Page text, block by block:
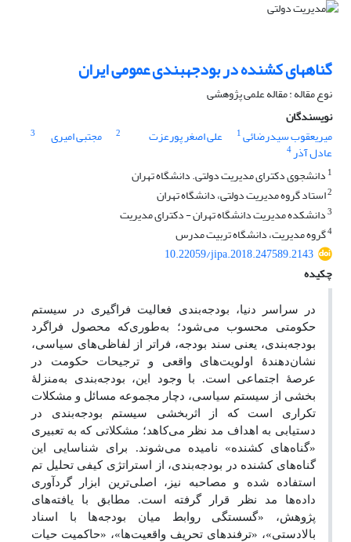
گناه‎های کشنده در بودجه‎بندی عمومی ایران
نوع مقاله : مقاله علمی پژوهشی
نویسندگان
میریعقوب سیدرضائی1 علی اصغر پورعزت 2 مجتبی امیری 3
عادل آذر4
1 دانشجوی دکترای مدیریت دولتی. دانشگاه تهران
2استاد گروه مدیریت دولتی، دانشگاه تهران
3دانشکده مدیریت دانشگاه تهران - دکترای مدیریت
4گروه مدیریت، دانشگاه تربیت مدرس
10.22059/jipa.2018.247589.2143
چکیده
در سراسر دنیا، بودجه‌‌بندی فعالیت فراگیری در سیستم
حکومتی محسوب می‌‌شود؛ به‌طوری‌که محصول فراگرد
بودجه‌‌بندی، یعنی سند بودجه، فراتر از لفاظی‌‌های سیاسی،
نشان‌‌دهندۀ اولویت‌‌های واقعی و ترجیحات حکومت در
عرصۀ اجتماعی است. با وجود این، بودجه‌‌بندی به‌‌منزلۀ
بخشی از سیستم سیاسی، دچار مجموعه مسائل و مشکلات
تکراری است که از اثربخشی سیستم بودجه‌‌بندی در
دستیابی به اهداف مد نظر می‌‌کاهد؛ مشکلاتی که به تعبیری
«گناه‌‌های کشنده» نامیده می‌‌شوند. برای شناسایی این
گناه‌‌های کشنده در بودجه‌‌بندی، از استراتژی کیفی تحلیل تم
استفاده شده و مصاحبه نیز، اصلی‌‌ترین ابزار گردآوری
داده‌‌ها مد نظر قرار گرفته است. مطابق با یافته‌‌های
پژوهش، «گسستگی روابط میان بودجه‌‌ها با اسناد
بالادستی»، «ترفندهای تحریف واقعیت‌‌ها»، «حاکمیت حیات